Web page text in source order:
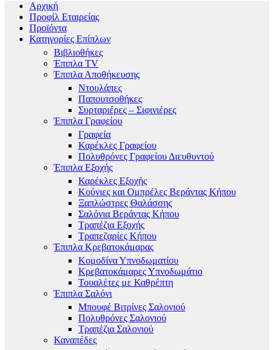
Αρχική
Προφίλ Εταιρείας
Προϊόντα
Κατηγορίες Επίπλων
Βιβλιοθήκες
Έπιπλα TV
Έπιπλα Αποθήκευσης
Ντουλάπες
Παπουτσοθήκες
Συρταριέρες – Σιφινιέρες
Έπιπλα Γραφείου
Γραφεία
Καρέκλες Γραφείου
Πολυθρόνες Γραφείου Διευθυντού
Έπιπλα Εξοχής
Καρέκλες Εξοχής
Κούνιες και Ομπρέλες Βεράντας Κήπου
Ξαπλώστρες Θαλάσσης
Σαλόνια Βεράντας Κήπου
Τραπέζια Εξοχής
Τραπεζαρίες Κήπου
Έπιπλα Κρεβατοκάμαρας
Κομοδίνα Υπνοδωματίου
Κρεβατοκάμαρες Υπνοδωμάτιο
Τουαλέτες με Καθρέπτη
Έπιπλα Σαλόνι
Μπουφέ Βιτρίνες Σαλονιού
Πολυθρόνες Σαλονιού
Τραπέζια Σαλονιού
Καναπέδες